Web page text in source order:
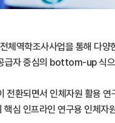
체역학조사사업을 통해 다
급자 중심의 bottom-up 식
전환되면서 인체자원 활용
인프라인 연구용 인체자